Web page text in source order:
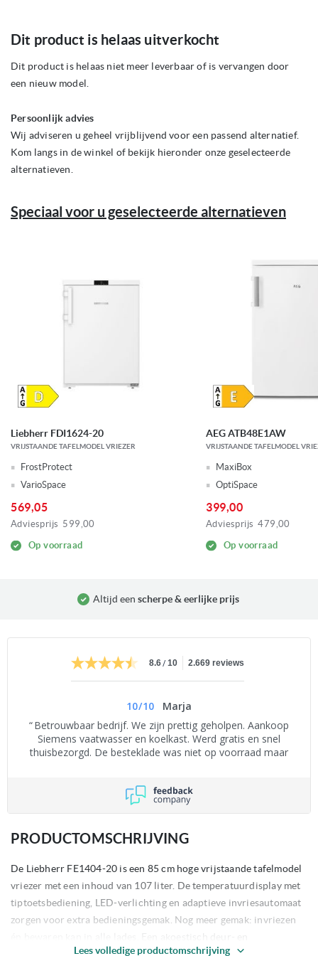
naar
begin
van
Dit product is helaas uitverkocht
Dit product is helaas niet meer leverbaar of is vervangen door
een nieuw model.
Persoonlijk advies
Wij adviseren u geheel vrijblijvend voor een passend alternatief.
Kom langs in de winkel of bekijk hieronder onze geselecteerde
alternatieven.
Speciaal voor u geselecteerde alternatieven
Liebherr FDI1624-20
VRIJSTAANDE TAFELMODEL VRIEZER
FrostProtect
VarioSpace
569,05
Adviesprijs 599,00
Op voorraad
AEG ATB48E1AW
VRIJSTAANDE TAFELMODEL
MaxiBox
OptiSpace
399,00
Adviesprijs 479,00
Op voorraad
Altijd een scherpe & eerlijke prijs
8.6/ 10 2.669 reviews
10/10
Marja
Betrouwbaar bedrijf. We zijn prettig geholpen. Aankoop
Siemens vaatwasser en koelkast. Werd gratis en snel
thuisbezorgd. De besteklade was niet op voorraad maar
meegenomen.
PRODUCTOMSCHRIJVING
De Liebherr FE1404-20 is een 85 cm hoge vrijstaande tafelmodel
vriezer met een inhoud van 107 liter. De temperatuurdisplay met
tiptoetsbediening, LED-verlichting en adaptieve invriesautomaat
zorgen voor extra bedieningsgemak. Nog meer gemak: invriezen
én bewaren kan in alle lades. Een akoestisch deur- en
Lees volledige productomschrijving